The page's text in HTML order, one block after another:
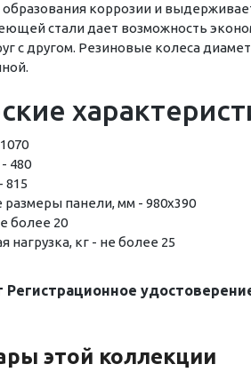
образования коррозии и
стали дает возможность
с другом. Резиновые колеса
480
815
размеры панели, мм - 980х390
более 20
нагрузка, кг - не более 25
этой коллекции